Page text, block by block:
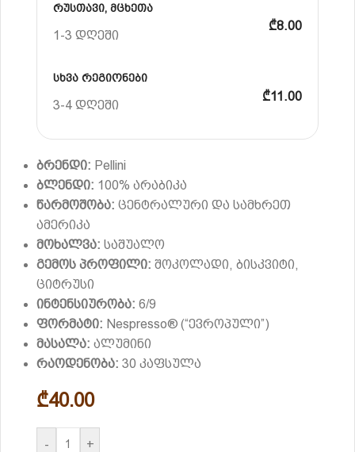
რუსთავი, მცხეთა
1-3 დღეში
₾8.00
სხვა რეგიონები
3-4 დღეში
₾11.00
ბრენდი: Pellini
ბლენდი: 100% არაბიკა
წარმოშობა: ცენტრალური და სამხრეთ
ამერიკა
მოხალვა: საშუალო
გემოს პროფილი: შოკოლადი, ბისკვიტი,
ციტრუსი
ინტენსიურობა: 6/9
ფორმატი: Nespresso® (“ევროპული”)
მასალა: ალუმინი
რაოდენობა: 30 კაფსულა
₾40.00
- +